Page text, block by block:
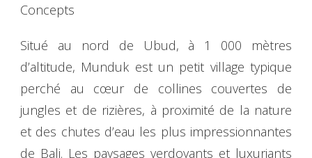
Concepts
Situé au nord de Ubud, à 1 000 mètres
d’altitude, Munduk est un petit village typique
perché au cœur de collines couvertes de
jungles et de rizières, à proximité de la nature
et des chutes d’eau les plus impressionnantes
de Bali. Les paysages verdoyants et luxuriants